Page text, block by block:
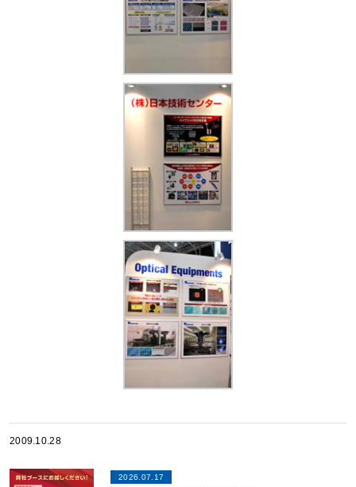
2009.10.28
2026.07.17